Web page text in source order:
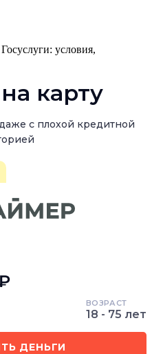
условия,
карту
с плохой кредитной
ВОЗРАСТ
18 - 75 лет
ДЕНЬГИ